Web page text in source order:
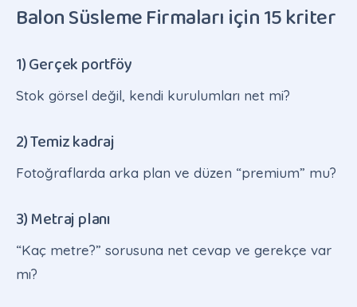
Balon Süsleme Firmaları için 15 kriter
1) Gerçek portföy
Stok görsel değil, kendi kurulumları net mi?
2) Temiz kadraj
Fotoğraflarda arka plan ve düzen “premium” mu?
3) Metraj planı
“Kaç metre?” sorusuna net cevap ve gerekçe var
mı?